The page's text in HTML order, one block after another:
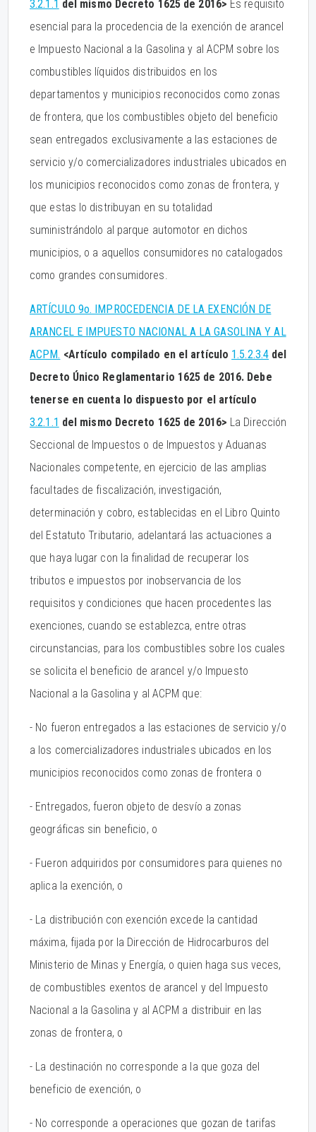
3.2.1.1 del mismo Decreto 1625 de 2016> Es requisito
esencial para la procedencia de la exención de arancel
e Impuesto Nacional a la Gasolina y al ACPM sobre los
combustibles líquidos distribuidos en los
departamentos y municipios reconocidos como zonas
de frontera, que los combustibles objeto del beneficio
sean entregados exclusivamente a las estaciones de
servicio y/o comercializadores industriales ubicados en
los municipios reconocidos como zonas de frontera, y
que estas lo distribuyan en su totalidad
suministrándolo al parque automotor en dichos
municipios, o a aquellos consumidores no catalogados
como grandes consumidores.
ARTÍCULO 9o. IMPROCEDENCIA DE LA EXENCIÓN DE
ARANCEL E IMPUESTO NACIONAL A LA GASOLINA Y AL
ACPM. <Artículo compilado en el artículo 1.5.2.3.4 del
Decreto Único Reglamentario 1625 de 2016. Debe
tenerse en cuenta lo dispuesto por el artículo
3.2.1.1 del mismo Decreto 1625 de 2016> La Dirección
Seccional de Impuestos o de Impuestos y Aduanas
Nacionales competente, en ejercicio de las amplias
facultades de fiscalización, investigación,
determinación y cobro, establecidas en el Libro Quinto
del Estatuto Tributario, adelantará las actuaciones a
que haya lugar con la finalidad de recuperar los
tributos e impuestos por inobservancia de los
requisitos y condiciones que hacen procedentes las
exenciones, cuando se establezca, entre otras
circunstancias, para los combustibles sobre los cuales
se solicita el beneficio de arancel y/o Impuesto
Nacional a la Gasolina y al ACPM que:
- No fueron entregados a las estaciones de servicio y/o
a los comercializadores industriales ubicados en los
municipios reconocidos como zonas de frontera o
- Entregados, fueron objeto de desvío a zonas
geográficas sin beneficio, o
- Fueron adquiridos por consumidores para quienes no
aplica la exención, o
- La distribución con exención excede la cantidad
máxima, fijada por la Dirección de Hidrocarburos del
Ministerio de Minas y Energía, o quien haga sus veces,
de combustibles exentos de arancel y del Impuesto
Nacional a la Gasolina y al ACPM a distribuir en las
zonas de frontera, o
- La destinación no corresponde a la que goza del
beneficio de exención, o
- No corresponde a operaciones que gozan de tarifas